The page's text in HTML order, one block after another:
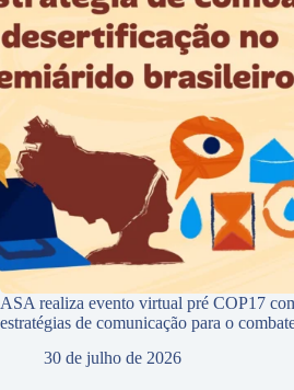
ASA realiza evento virtual pré COP17
estratégias de comunicação para o
30 de julho de 2026